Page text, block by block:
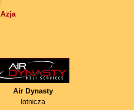
Azja
Air Dynasty
lotnicza